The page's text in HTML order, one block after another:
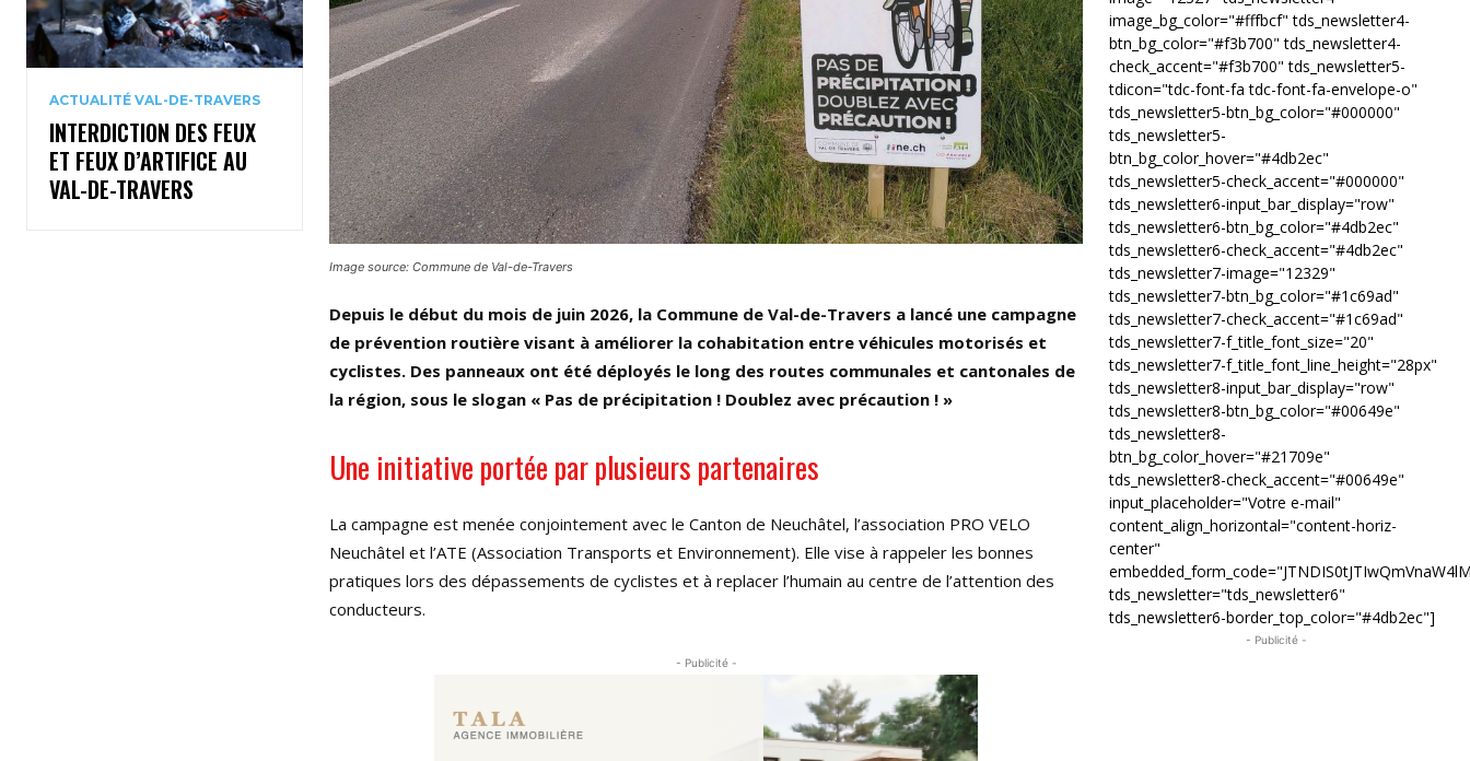
ACTUALITÉ VAL-DE-TRAVERS
INTERDICTION DES FEUX
ET FEUX D’ARTIFICE AU
VAL-DE-TRAVERS
Image source: Commune de Val-de-Travers
Depuis le début du mois de juin 2026, la Commune de Val-de-Travers a lancé une campagne
de prévention routière visant à améliorer la cohabitation entre véhicules motorisés et
cyclistes. Des panneaux ont été déployés le long des routes communales et cantonales de
la région, sous le slogan « Pas de précipitation ! Doublez avec précaution ! »
Une initiative portée par plusieurs partenaires
La campagne est menée conjointement avec le Canton de Neuchâtel, l’association PRO VELO
Neuchâtel et l’ATE (Association Transports et Environnement). Elle vise à rappeler les bonnes
pratiques lors des dépassements de cyclistes et à replacer l’humain au centre de l’attention des
conducteurs.
- Publicité -
image_bg_color="#fffbcf" tds_newsletter4-
btn_bg_color="#f3b700" tds_newsletter4-
check_accent="#f3b700" tds_newsletter5-
tdicon="tdc-font-fa tdc-font-fa-envelope-o"
tds_newsletter5-btn_bg_color="#000000"
tds_newsletter5-
btn_bg_color_hover="#4db2ec"
tds_newsletter5-check_accent="#000000"
tds_newsletter6-input_bar_display="row"
tds_newsletter6-btn_bg_color="#4db2ec"
tds_newsletter6-check_accent="#4db2ec"
tds_newsletter7-image="12329"
tds_newsletter7-btn_bg_color="#1c69ad"
tds_newsletter7-check_accent="#1c69ad"
tds_newsletter7-f_title_font_size="20"
tds_newsletter7-f_title_font_line_height="28px"
tds_newsletter8-input_bar_display="row"
tds_newsletter8-btn_bg_color="#00649e"
tds_newsletter8-
btn_bg_color_hover="#21709e"
tds_newsletter8-check_accent="#00649e"
input_placeholder="Votre e-mail"
content_align_horizontal="content-horiz-
center"
tds_newsletter="tds_newsletter6"
tds_newsletter6-border_top_color="#4db2ec"]
- Publicité -